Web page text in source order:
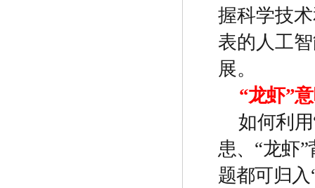
握科学技
表的人工
展。
“龙虾”
如何利用
患、 “龙虾”
题都可归入